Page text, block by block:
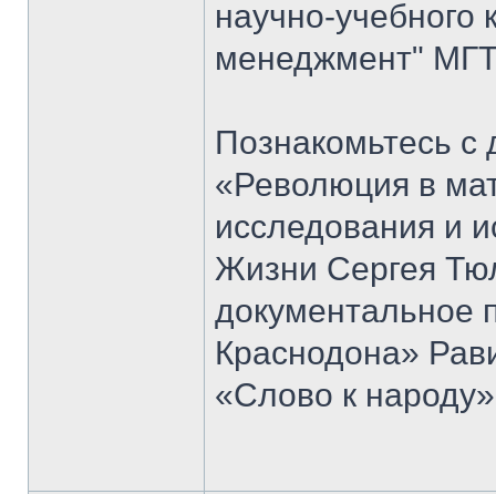
научно-
менеджмент"
Познакомьтесь
«Революция в
исследования и
Жизни Сергея
документальное
Краснодона»
«Слово к